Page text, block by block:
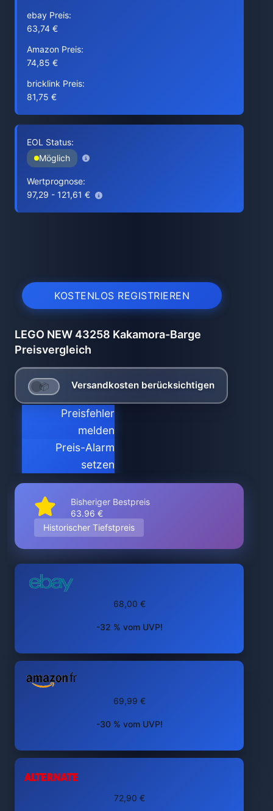
ebay Preis:
63,74 €
Amazon Preis:
74,85 €
bricklink Preis:
81,75 €
EOL Status:
Möglich
Wertprognose:
97,29 - 121,61 €
KOSTENLOS REGISTRIEREN
LEGO NEW 43258 Kakamora-Barge
Preisvergleich
Versandkosten berücksichtigen
Preisfehler
melden
Preis-Alarm
setzen
Bisheriger Bestpreis
63.96 €
Historischer Tiefstpreis
68,00 €
-32 % vom UVP!
69,99 €
-30 % vom UVP!
72,90 €